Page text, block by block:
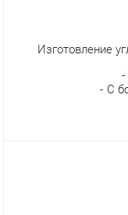
Изготовление
С